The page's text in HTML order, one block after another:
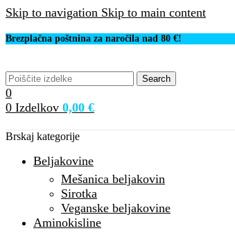
Skip to navigation Skip to main content
Brezplačna poštnina za naročila nad 80 €!
Search
0
0 Izdelkov 0,00 €
Brskaj kategorije
Beljakovine
Mešanica beljakovin
Sirotka
Veganske beljakovine
Aminokisline